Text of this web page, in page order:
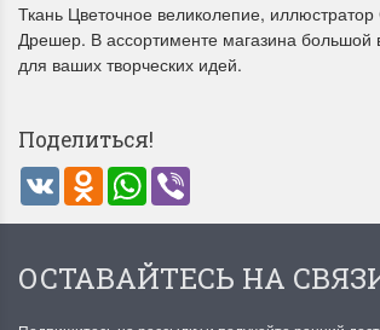
Летние Скидки
!! СКИДКА 20% ‼️ с 1 до 3 июня в
честь первого летнего дня
На
Ткань Цветочное великолепие,
Дрешер. В ассортименте магазина большой
для ваших творческих идей.
Поделиться!
VK Odnoklassniki
WhatsApp
ОСТАВАЙТЕСЬ НА